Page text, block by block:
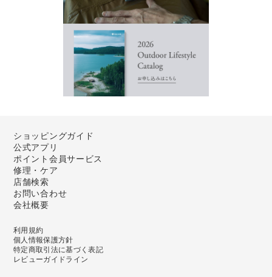
ショッピングガイド
公式アプリ
ポイント会員サービス
修理・ケア
店舗検索
お問い合わせ
会社概要
利用規約
個人情報保護方針
特定商取引法に基づく表記
レビューガイドライン